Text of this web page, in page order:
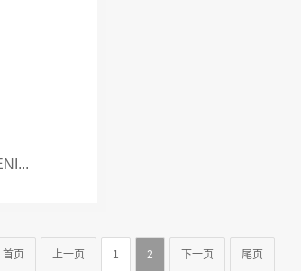
首页 上一页 1 2 下一页 尾页